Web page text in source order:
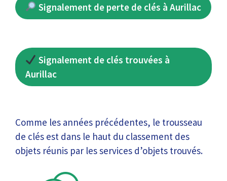
Signalement de perte de clés à Aurillac
Signalement de clés trouvées à
Aurillac
Comme les années précédentes, le trousseau
de clés est dans le haut du classement des
objets réunis par les services d’objets trouvés.